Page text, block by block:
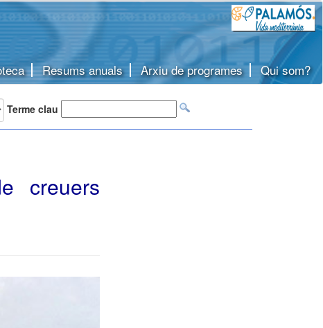
Resums anuals Arxiu de programes Qui som?
Terme clau
creuers